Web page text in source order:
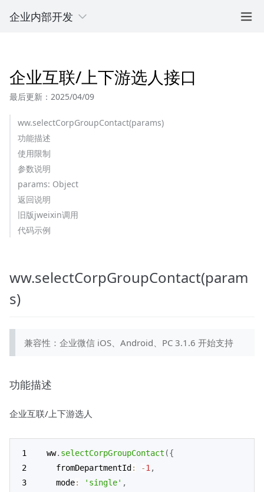
企业内部开发
企业互联/上下游选人接口
最后更新：2025/04/09
ww.selectCorpGroupContact(params)
功能描述
使用限制
参数说明
params: Object
返回说明
旧版jweixin调用
代码示例
ww.selectCorpGroupContact(param
s)
兼容性：企业微信 iOS、Android、PC 3.1.6 开始支持
功能描述
企业互联/上下游选人
ww. selectCorpGroupContact ({
  fromDepartmentId
: -1 ,
  mode
: 'single' ,